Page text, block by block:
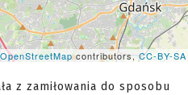
OpenStreetMapcontributors,CC-BY-SA
z zamiłowania do sposobu